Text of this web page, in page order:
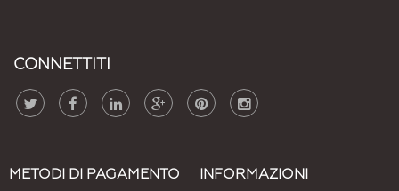
CONNETTITI
METODI DI PAGAMENTO INFORMAZIONI